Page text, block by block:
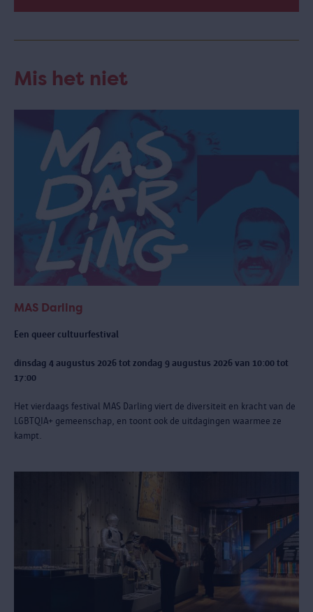
Mis het niet
MAS Darling
Een queer cultuurfestival
dinsdag 4 augustus 2026 tot zondag 9 augustus 2026 van 10:00 tot
17:00
Het vierdaags festival MAS Darling viert de diversiteit en kracht van de
LGBTQIA+ gemeenschap, en toont ook de uitdagingen waarmee ze
kampt.